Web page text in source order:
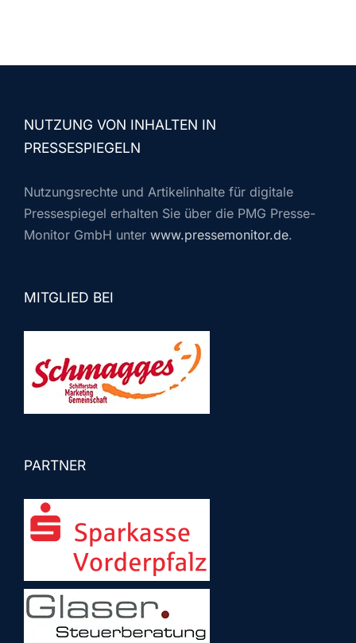
NUTZUNG VON INHALTEN IN
PRESSESPIEGELN
Nutzungsrechte und Artikelinhalte für digitale
Pressespiegel erhalten Sie über die PMG Presse-
Monitor GmbH unter www.pressemonitor.de.
MITGLIED BEI
PARTNER